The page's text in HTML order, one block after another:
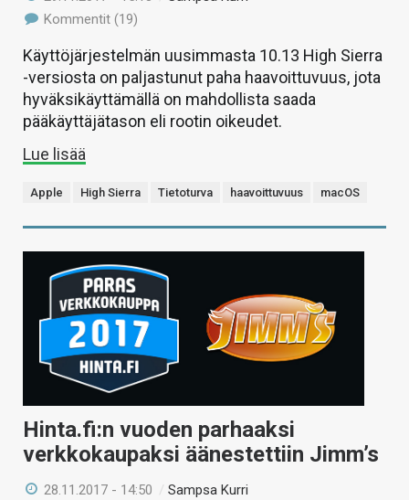
Kommentit (19)
Käyttöjärjestelmän uusimmasta 10.13 High Sierra
-versiosta on paljastunut paha haavoittuvuus, jota
hyväksikäyttämällä on mahdollista saada
pääkäyttäjätason eli rootin oikeudet.
Lue lisää
Apple High Sierra Tietoturva haavoittuvuus macOS
Hinta.fi:n vuoden parhaaksi
verkkokaupaksi äänestettiin Jimm’s
28.11.2017 - 14:50 /Sampsa Kurri